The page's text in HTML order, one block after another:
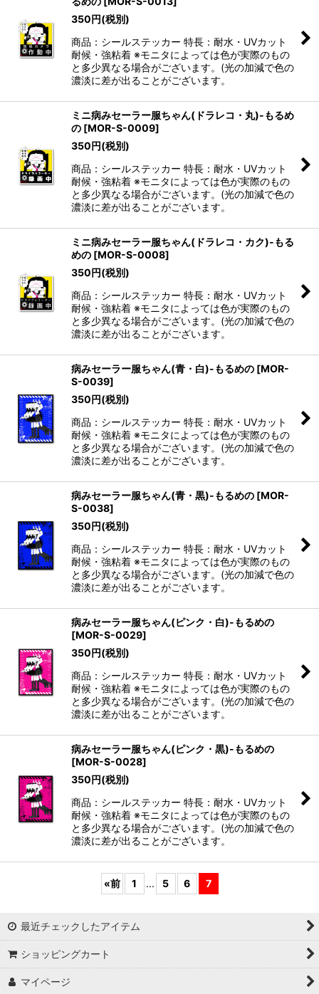
350円(税別)
商品：シールステッカー 特長：耐水・UVカット
耐候・強粘着 ※モニタによっては色が実際のもの
と多少異なる場合がございます。(光の加減で色の
濃淡に差が出ることがございます。
ミニ病みセーラー服ちゃん(ドラレコ・丸)-もるめ
の [MOR-S-0009]
350円(税別)
商品：シールステッカー 特長：耐水・UVカット
耐候・強粘着 ※モニタによっては色が実際のもの
と多少異なる場合がございます。(光の加減で色の
濃淡に差が出ることがございます。
ミニ病みセーラー服ちゃん(ドラレコ・カク)-もる
めの [MOR-S-0008]
350円(税別)
商品：シールステッカー 特長：耐水・UVカット
耐候・強粘着 ※モニタによっては色が実際のもの
と多少異なる場合がございます。(光の加減で色の
濃淡に差が出ることがございます。
病みセーラー服ちゃん(青・白)-もるめの [MOR-
S-0039]
350円(税別)
商品：シールステッカー 特長：耐水・UVカット
耐候・強粘着 ※モニタによっては色が実際のもの
と多少異なる場合がございます。(光の加減で色の
濃淡に差が出ることがございます。
病みセーラー服ちゃん(青・黒)-もるめの [MOR-
S-0038]
350円(税別)
商品：シールステッカー 特長：耐水・UVカット
耐候・強粘着 ※モニタによっては色が実際のもの
と多少異なる場合がございます。(光の加減で色の
濃淡に差が出ることがございます。
病みセーラー服ちゃん(ピンク・白)-もるめの
[MOR-S-0029]
350円(税別)
商品：シールステッカー 特長：耐水・UVカット
耐候・強粘着 ※モニタによっては色が実際のもの
と多少異なる場合がございます。(光の加減で色の
濃淡に差が出ることがございます。
病みセーラー服ちゃん(ピンク・黒)-もるめの
[MOR-S-0028]
350円(税別)
商品：シールステッカー 特長：耐水・UVカット
耐候・強粘着 ※モニタによっては色が実際のもの
と多少異なる場合がございます。(光の加減で色の
濃淡に差が出ることがございます。
«前 1 ... 5 6 7
最近チェックしたアイテム
ショッピングカート
マイページ